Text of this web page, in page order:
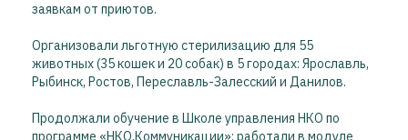
заявкам от приютов.
Организовали льготную стерилизацию для 55
животных (35 кошек и 20 собак) в 5 городах: Ярославль,
Рыбинск, Ростов, Переславль-Залесский и Данилов.
Продолжали обучение в Школе управления НКО по
программе «НКО.Коммуникации»: работали в модуле